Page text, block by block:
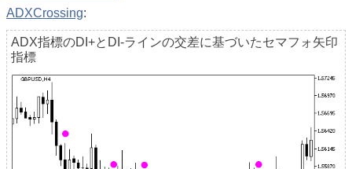
ADXCrossing:
ADX指標のDI+とDI-ラインの交差に基づいたセマフォ矢印
指標